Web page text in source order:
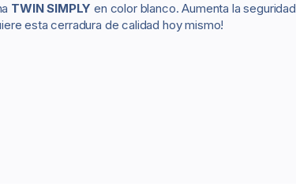
TWIN SIMPLY en color blanco. Aumenta la
esta cerradura de calidad hoy mismo!